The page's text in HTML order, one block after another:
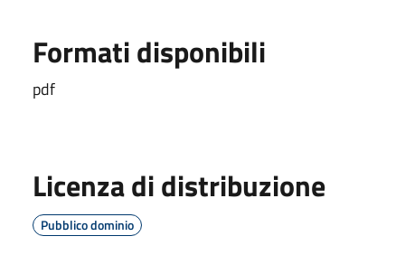
Formati disponibili
pdf
Licenza di distribuzione
Pubblico dominio